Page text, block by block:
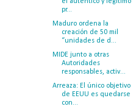
pr...
Maduro ordena la
creación de 50 mil
“unidades de d...
MIDE junto a otras
Autoridades
responsables, activ...
Arreaza: El único objetivo
de EEUU es quedarse
con...